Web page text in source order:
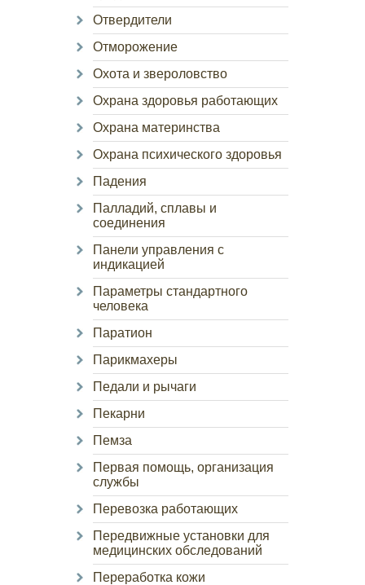
Отвердители
Отморожение
Охота и звероловство
Охрана здоровья работающих
Охрана материнства
Охрана психического здоровья
Падения
Палладий, сплавы и
соединения
Панели управления с
индикацией
Параметры стандартного
человека
Паратион
Парикмахеры
Педали и рычаги
Пекарни
Пемза
Первая помощь, организация
службы
Перевозка работающих
Передвижные установки для
медицинских обследований
Переработка кожи